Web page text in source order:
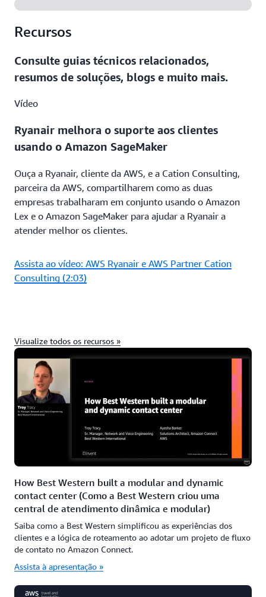
Recursos
Consulte guias técnicos relacionados,
resumos de soluções, blogs e muito mais.
Vídeo
Ryanair melhora o suporte aos clientes
usando o Amazon SageMaker
Ouça a Ryanair, cliente da AWS, e a Cation Consulting,
parceira da AWS, compartilharem como as duas
empresas trabalharam em conjunto usando o Amazon
Lex e o Amazon SageMaker para ajudar a Ryanair a
atender melhor os clientes.
Assista ao vídeo: AWS Ryanair e AWS Partner Cation
Consulting (2:03)
Visualize todos os recursos »
How Best Western built a modular and dynamic
contact center (Como a Best Western criou uma
central de atendimento dinâmica e modular)
Saiba como a Best Western simplificou as experiências dos
clientes e a lógica de roteamento ao adotar um projeto de fluxo
de contato no Amazon Connect.
Assista à apresentação »